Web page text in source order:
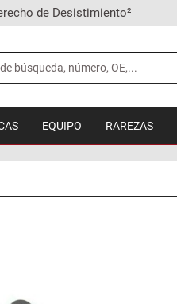
de Desistimiento²
EQUIPO RAREZAS